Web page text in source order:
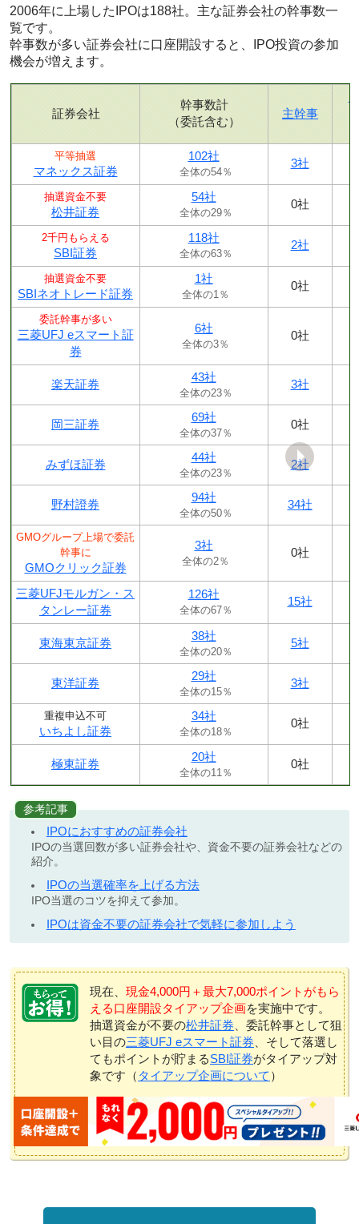
2006年に上場したIPOは188社。主な証券会社の幹事数一
覧です。
幹事数が多い証券会社に口座開設すると、IPO投資の参加
機会が増えます。
証券会社
幹事数計
（委託含む）
主幹事
平等抽選
マネックス証券
102社
全体の54％
3社
抽選資金不要
松井証券
54社
全体の29％
0社
2千円もらえる
SBI証券
118社
全体の63％
2社
抽選資金不要
SBIネオトレード証券
1社
全体の1％
0社
委託幹事が多い
三菱UFJ eスマート証
券
6社
全体の3％
0社
楽天証券
43社
全体の23％
3社
岡三証券
69社
全体の37％
0社
みずほ証券
44社
全体の23％
2社
野村證券
94社
全体の50％
34社
GMOグループ上場で委託
幹事に
GMOクリック証券
3社
全体の2％
0社
三菱UFJモルガン・ス
タンレー証券
126社
全体の67％
15社
東海東京証券
38社
全体の20％
5社
東洋証券
29社
全体の15％
3社
重複申込不可
いちよし証券
34社
全体の18％
0社
極東証券
20社
全体の11％
0社
参考記事
IPOにおすすめの証券会社
IPOの当選回数が多い証券会社や、資金不要の証券会社などの
紹介。
IPOの当選確率を上げる方法
IPO当選のコツを抑えて参加。
IPOは資金不要の証券会社で気軽に参加しよう
現在、 現金4,000円＋最大7,000ポイントがもら
える口座開設タイアップ企画を実施中です。
抽選資金が不要の松井証券 、委託幹事として狙
い目の三菱UFJ eスマート証券 、そして落選し
てもポイントが貯まるSBI証券がタイアップ対
象です（ タイアップ企画について ）